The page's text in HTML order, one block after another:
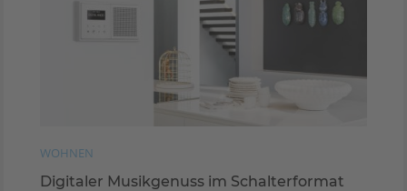
WOHNEN
Digitaler Musikgenuss im Schalterformat